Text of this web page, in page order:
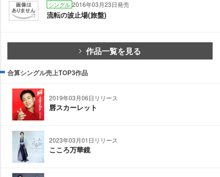
シングル 2016年03月23日発売
流転の波止場(旅盤)
作品一覧を見る
合算シングル売上TOP3作品
2019年03月06日リリース
唇スカーレット
2023年03月01日リリース
こころ万華鏡